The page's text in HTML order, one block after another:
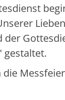
der
gestaltet.
die